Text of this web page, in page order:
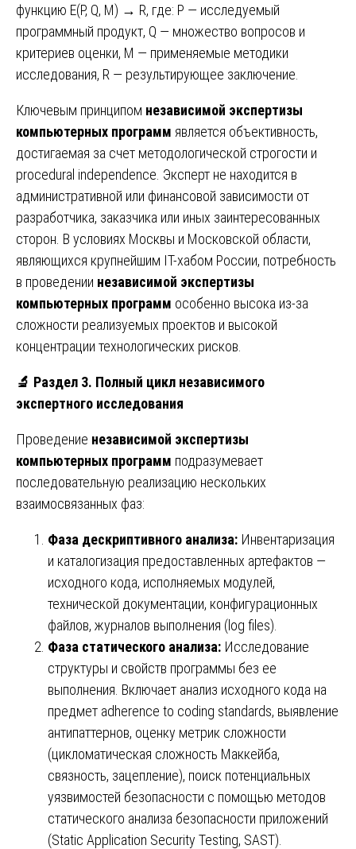
функцию E(P, Q, M) → R, где: P — исследуемый
программный продукт, Q — множество вопросов и
критериев оценки, M — применяемые методики
исследования, R — результирующее заключение.
Ключевым принципом независимой экспертизы
компьютерных программ является объективность,
достигаемая за счет методологической строгости и
procedural independence. Эксперт не находится в
административной или финансовой зависимости от
разработчика, заказчика или иных заинтересованных
сторон. В условиях Москвы и Московской области,
являющихся крупнейшим IT-хабом России, потребность
в проведении независимой экспертизы
компьютерных программ особенно высока из-за
сложности реализуемых проектов и высокой
концентрации технологических рисков.
🔬 Раздел 3. Полный цикл независимого
экспертного исследования
Проведение независимой экспертизы
компьютерных программ подразумевает
последовательную реализацию нескольких
взаимосвязанных фаз:
Фаза дескриптивного анализа: Инвентаризация
и каталогизация предоставленных артефактов —
исходного кода, исполняемых модулей,
технической документации, конфигурационных
файлов, журналов выполнения (log files).
Фаза статического анализа: Исследование
структуры и свойств программы без ее
выполнения. Включает анализ исходного кода на
предмет adherence to coding standards, выявление
антипаттернов, оценку метрик сложности
(цикломатическая сложность Маккейба,
связность, зацепление), поиск потенциальных
уязвимостей безопасности с помощью методов
статического анализа безопасности приложений
(Static Application Security Testing, SAST).